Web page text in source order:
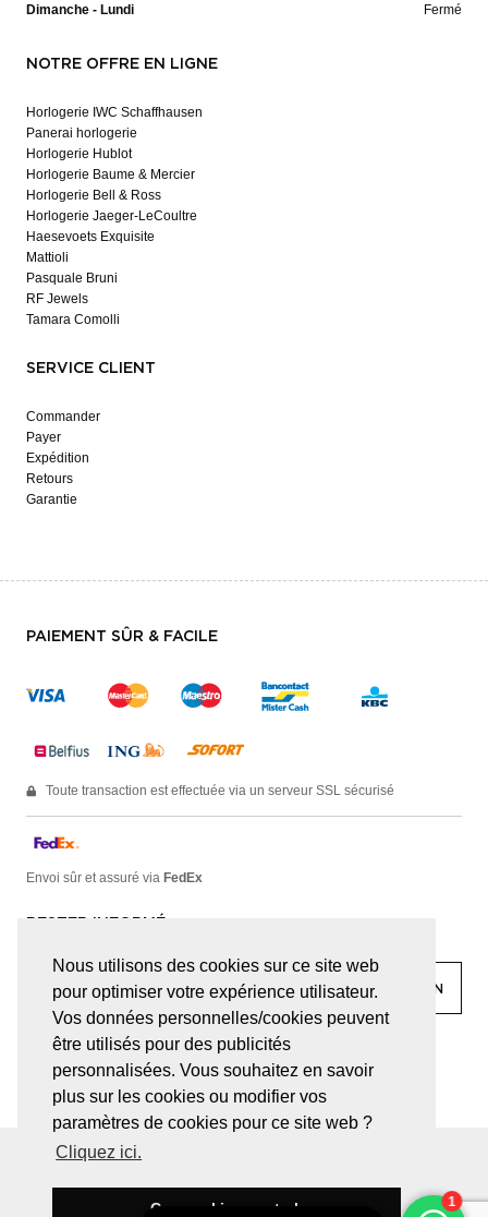
Nous utilisons des cookies sur ce site web
pour optimiser votre expérience utilisateur.
Vos données personnelles/cookies peuvent
être utilisés pour des publicités
personnalisées. Vous souhaitez en savoir
plus sur les cookies ou modifier vos
paramètres de cookies pour ce site web ?
Cliquez ici.
Ces cookies sont ok
Dimanche - Lundi Fermé
NOTRE OFFRE EN LIGNE
Horlogerie IWC Schaffhausen
Panerai horlogerie
Horlogerie Hublot
Horlogerie Baume & Mercier
Horlogerie Bell & Ross
Horlogerie Jaeger-LeCoultre
Haesevoets Exquisite
Mattioli
Pasquale Bruni
RF Jewels
Tamara Comolli
SERVICE CLIENT
Commander
Payer
Expédition
Retours
Garantie
PAIEMENT SÛR & FACILE
Toute transaction est effectuée via un serveur SSL sécurisé
Envoi sûr et assuré via FedEx
RESTER INFORMÉ
facebook linkedin